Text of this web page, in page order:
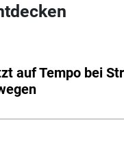
auf Tempo bei